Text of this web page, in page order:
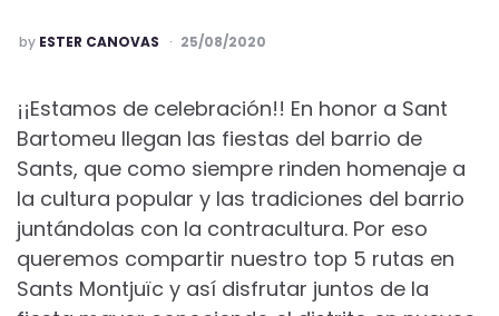
POSTED
by ESTER CANOVAS 25/08/2020
¡¡Estamos de celebración!! En honor a Sant
Bartomeu llegan las fiestas del barrio de
Sants, que como siempre rinden homenaje a
la cultura popular y las tradiciones del barrio
juntándolas con la contracultura. Por eso
queremos compartir nuestro top 5 rutas en
Sants Montjuïc y así disfrutar juntos de la